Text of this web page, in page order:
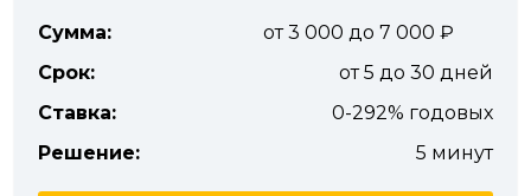
Сумма:
от 3 000 до 7 000
Срок:
от 5 до 30 дней
Ставка:
0-292% годовых
Решение:
5 минут